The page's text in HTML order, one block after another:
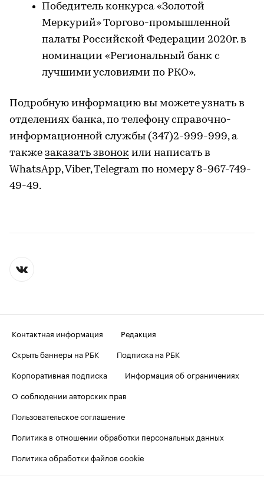
Победитель конкурса «Золотой
Меркурий» Торгово-промышленной
палаты Российской Федерации 2020г. в
номинации «Региональный банк с
лучшими условиями по РКО».
Подробную информацию вы можете узнать в
отделениях банка, по телефону справочно-
информационной службы (347)2-999-999, а
также заказать звонок или написать в
WhatsApp, Viber, Telegram по номеру 8-967-749-
49-49.
Контактная информация
Редакция
Скрыть баннеры на РБК
Подписка на РБК
Корпоративная подписка
Информация об ограничениях
О соблюдении авторских прав
Пользовательское соглашение
Политика в отношении обработки персональных данных
Политика обработки файлов cookie